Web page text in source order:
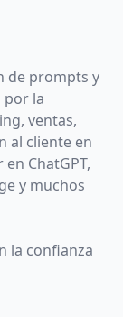
de prompts y
por la
ventas,
al cliente en
ChatGPT,
y muchos
la confianza